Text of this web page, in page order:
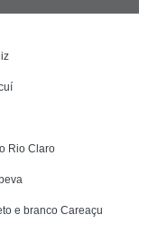
Rio Claro
e branco Careaçu